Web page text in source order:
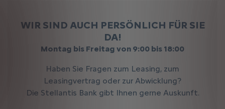
WIR SIND AUCH PERSÖNLICH FÜR SIE
DA!
Montag bis Freitag von 9:00 bis 18:00
Haben Sie Fragen zum Leasing, zum
Leasingvertrag oder zur Abwicklung?
Die Stellantis Bank gibt Ihnen gerne Auskunft.